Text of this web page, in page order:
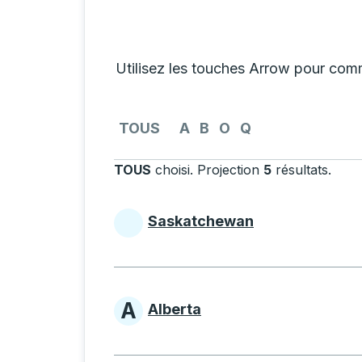
Utilisez les touches Arrow pour
Utilisez les touches fléchées pour
TOUS A B O Q
TOUS choisi. Projection 5 résultats.
Sélectionner une province dans la
Provinces beginning
Saskatchewan
Provinces beginning
A Alberta